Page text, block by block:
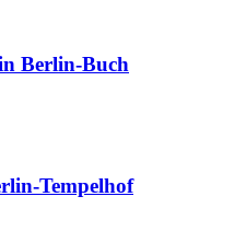
Berlin-Buch
Tempelhof